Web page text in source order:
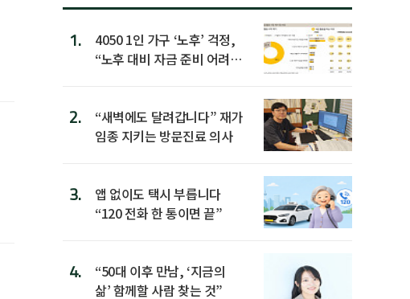
1.
4050 1인 가구 ‘노후’ 걱정,
“노후 대비 자금 준비 어려
2.
“새벽에도 달려갑니다” 재가
임종 지키는 방문진료 의사
3.
앱 없이도 택시 부릅니다
“120 전화 한 통이면 끝”
4.
“50대 이후 만남, ‘지금의
삶’ 함께할 사람 찾는 것”